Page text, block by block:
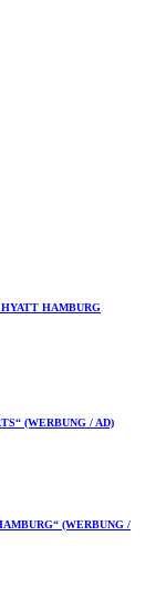
HAMBURG
(WERBUNG / AD)
(WERBUNG /